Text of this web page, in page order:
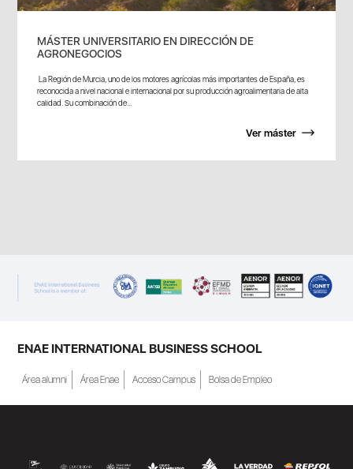
MÁSTER UNIVERSITARIO EN DIRECCIÓN DE
AGRONEGOCIOS
La Región de Murcia, uno de los motores agrícolas más importantes de España, es
reconocida a nivel nacional e internacional por su producción agroalimentaria de alta
calidad. Su combinación de...
Ver máster
ENAE INTERNATIONAL BUSINESS SCHOOL
Área alumni Área Enae Acceso Campus Bolsa de Empleo